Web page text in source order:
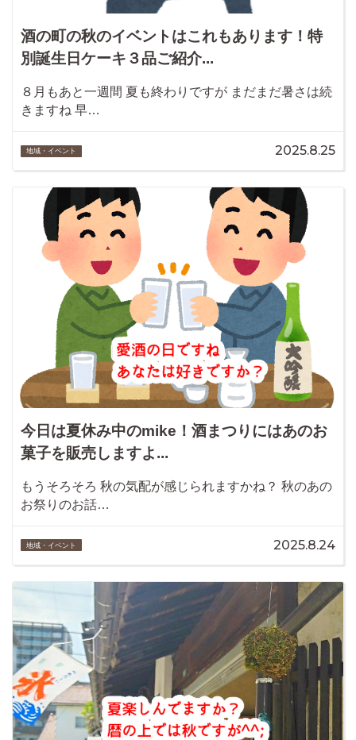
酒の町の秋のイベントはこれもあります！特
別誕生日ケーキ３品ご紹介...
８月もあと一週間 夏も終わりですが まだまだ暑さは続
きますね 早…
地域・イベント 2025.8.25
今日は夏休み中のmike！酒まつりにはあのお
菓子を販売しますよ...
もうそろそろ 秋の気配が感じられますかね？ 秋のあの
お祭りのお話…
地域・イベント 2025.8.24